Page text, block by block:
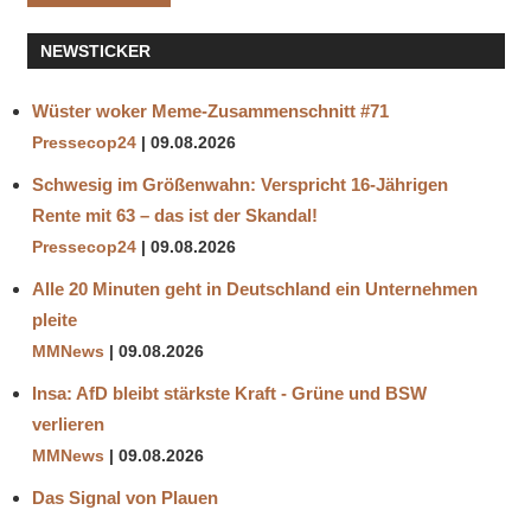
NEWSTICKER
Wüster woker Meme-Zusammenschnitt #71
Pressecop24 09.08.2026
Schwesig im Größenwahn: Verspricht 16-Jährigen
Rente mit 63 – das ist der Skandal!
Pressecop24 09.08.2026
Alle 20 Minuten geht in Deutschland ein Unternehmen
pleite
MMNews 09.08.2026
Insa: AfD bleibt stärkste Kraft - Grüne und BSW
verlieren
MMNews 09.08.2026
Das Signal von Plauen